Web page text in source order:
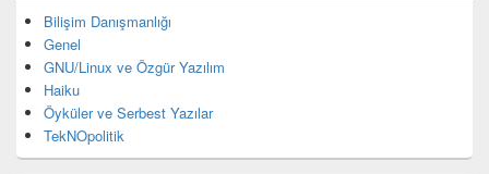
Bilişim Danışmanlığı
Genel
GNU/Linux ve Özgür Yazılım
Haiku
Öyküler ve Serbest Yazılar
TekNOpolitik